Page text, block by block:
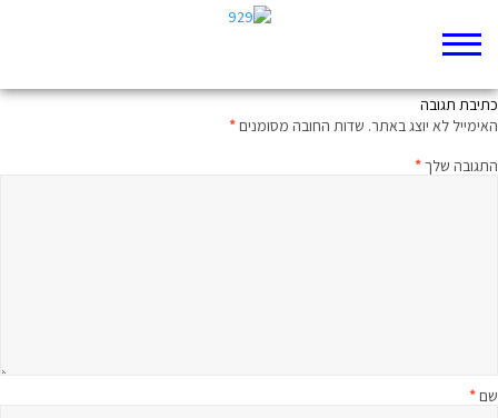
כתיבת תגובה
האימייל לא יוצג באתר. שדות החובה מסומנים*
התגובה שלך*
שם*